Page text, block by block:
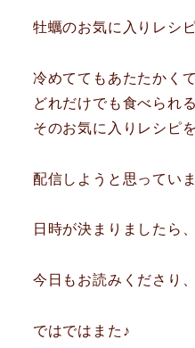
牡蠣のお気に入りレシ
冷めててもあたたかく
どれだけでも食べられる
そのお気に入りレシピ
配信しようと思っていま
日時が決まりましたら
今日もお読みくださり
ではではまた♪